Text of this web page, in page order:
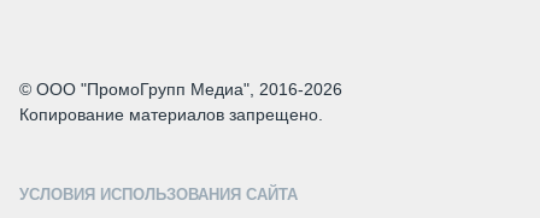
© ООО "ПромоГрупп Медиа", 2016-2026
Копирование материалов запрещено.
УСЛОВИЯ ИСПОЛЬЗОВАНИЯ САЙТА